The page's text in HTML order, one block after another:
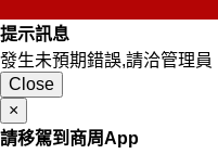
提示訊息
發生未預期錯誤,請洽管理員
Close
×
請移駕到商周App